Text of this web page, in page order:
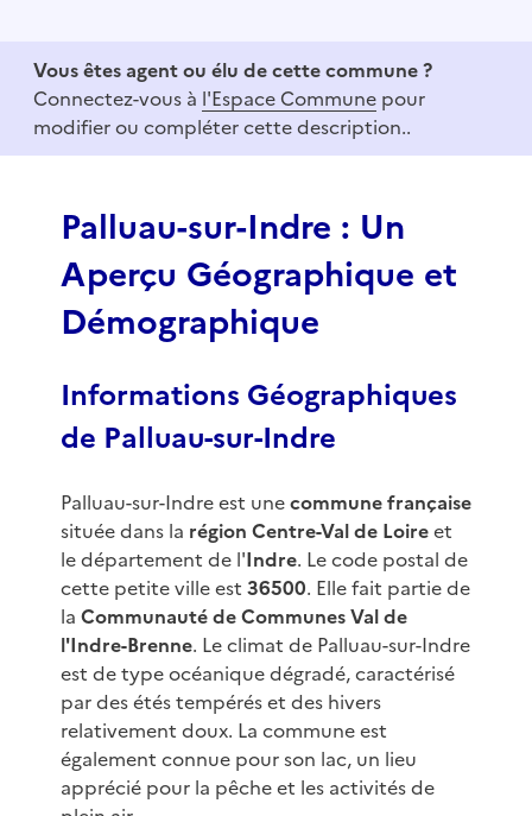
f
Vous êtes agent ou élu de cette commune ?
Connectez-vous à l'Espace Commune pour
modifier ou compléter cette description..
Palluau-sur-Indre : Un
Aperçu Géographique et
Démographique
Informations Géographiques
de Palluau-sur-Indre
Palluau-sur-Indre est unecommune française
située dans la région Centre-Val de Loireet
le département de l'Indre. Le code postal de
cette petite ville est 36500. Elle fait partie de
la Communauté de Communes Val de
l'Indre-Brenne. Le climat de Palluau-sur-Indre
est de type océanique dégradé, caractérisé
par des étés tempérés et des hivers
relativement doux. La commune est
également connue pour son lac, un lieu
apprécié pour la pêche et les activités de